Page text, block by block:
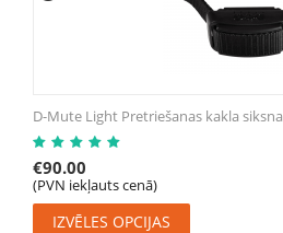
D-Mute Light Pretriešanas kakla siksna
€90.00
(PVN iekļauts cenā)
IZVĒLES OPCIJAS